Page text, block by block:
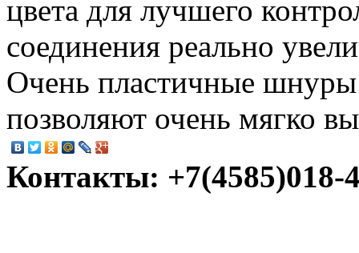
цвета для лучшего
соединения реально
Очень пластичные
позволяют очень мягко
Контакты: